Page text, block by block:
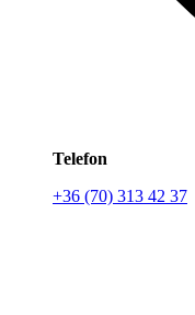
Telefon
+36 (70) 313 42 37